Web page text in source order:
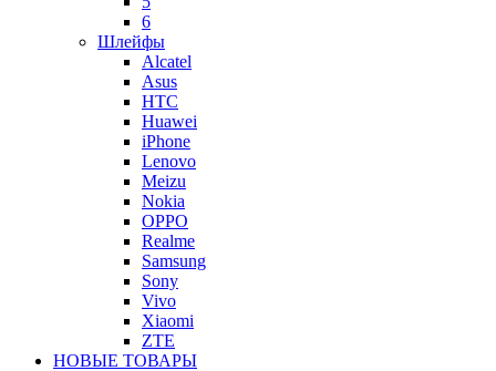
6
Шлейфы
Alcatel
Asus
HTC
Huawei
iPhone
Lenovo
Meizu
Nokia
OPPO
Realme
Samsung
Sony
Vivo
Xiaomi
ZTE
НОВЫЕ ТОВАРЫ